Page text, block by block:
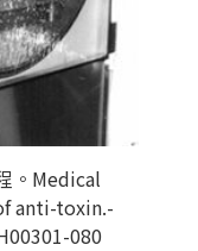
。Medical
anti-toxin.-
080